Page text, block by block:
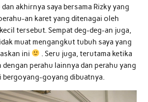
akhirnya saya bersama Rizky yang
an karet yang ditenagai oleh
tersebut. Sempat deg-deg-an juga,
muat mengangkut tubuh saya yang
ini
. Seru juga, terutama ketika
perahu lainnya dan perahu yang
bergoyang-goyang dibuatnya.